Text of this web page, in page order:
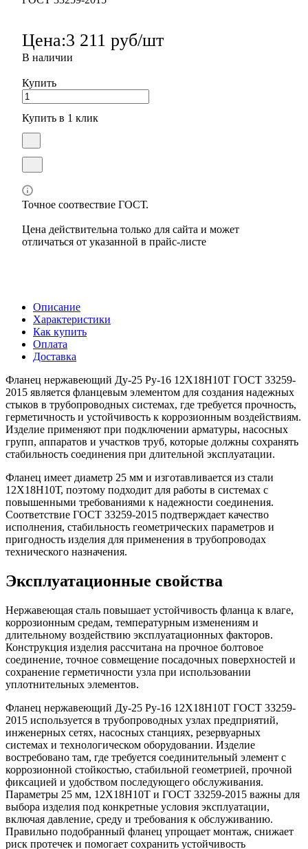
Цена:3 211 руб/шт
В наличии
Купить
Купить в 1 клик
Точное соотвествие ГОСТ.
Цена действительна только для сайта и может
отличаться от указанной в прайс-листе
Описание
Характеристики
Как купить
Оплата
Доставка
Фланец нержавеющий Ду-25 Ру-16 12Х18Н10Т ГОСТ 33259-
2015 является фланцевым элементом для создания надежных
стыков в трубопроводных системах, где требуется прочность,
герметичность и устойчивость к коррозионным воздействиям.
Изделие применяют при подключении арматуры, насосных
групп, аппаратов и участков труб, которые должны сохранять
стабильность соединения при длительной эксплуатации.
Фланец имеет диаметр 25 мм и изготавливается из стали
12Х18Н10Т, поэтому подходит для работы в системах с
повышенными требованиями к надежности соединения.
Соответствие ГОСТ 33259-2015 подтверждает качество
исполнения, стабильность геометрических параметров и
пригодность изделия для применения в трубопроводах
технического назначения.
Эксплуатационные свойства
Нержавеющая сталь повышает устойчивость фланца к влаге,
коррозионным средам, температурным изменениям и
длительному воздействию эксплуатационных факторов.
Конструкция изделия рассчитана на прочное болтовое
соединение, точное совмещение посадочных поверхностей и
сохранение герметичности узла при использовании
уплотнительных элементов.
Фланец нержавеющий Ду-25 Ру-16 12Х18Н10Т ГОСТ 33259-
2015 используется в трубопроводных узлах предприятий,
инженерных сетях, насосных станциях, резервуарных
системах и технологическом оборудовании. Изделие
востребовано там, где требуется соединительный элемент с
коррозионной стойкостью, стабильной геометрией, прочной
фиксацией и удобством последующего обслуживания.
Параметры 25 мм, 12Х18Н10Т и ГОСТ 33259-2015 важны для
выбора изделия под конкретные условия эксплуатации,
включая давление, среду и требования к обслуживанию.
Правильно подобранный фланец упрощает монтаж, снижает
риск протечек и помогает сохранить устойчивость